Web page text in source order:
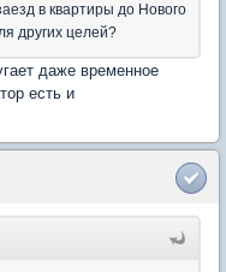
в квартиры до Нового
других целей?
даже временное
есть и